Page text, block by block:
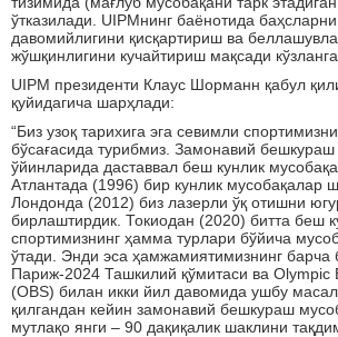
ўтказилади. UIPMнинг баёнотида
давомийлигини қисқартириш ва
жўшқинлигини кучайтириш мақсади
UIPM президенти Клаус Шорманн қабул
қуйидагича шарҳлади:
“Биз узоқ тарихига эга севимли
бўсағасида турибмиз. Замонавий
ўйинларида даставвал беш кунлик
Атлантада (1996) бир кунлик мусобақалар
Лондонда (2012) биз лазерли ўқ отишни
бирлаштирдик. Токиодан (2020) битта беш
спортимизнинг ҳамма турлари бўйича
ўтади. Энди эса ҳамжамиятимизнинг
Париж-2024 Ташкилий қўмитаси ва Olympic
(OBS) билан икки йил давомида ушбу
қилгандан кейин замонавий бешкураш
мутлақо янги – 90 дақиқалик шаклини